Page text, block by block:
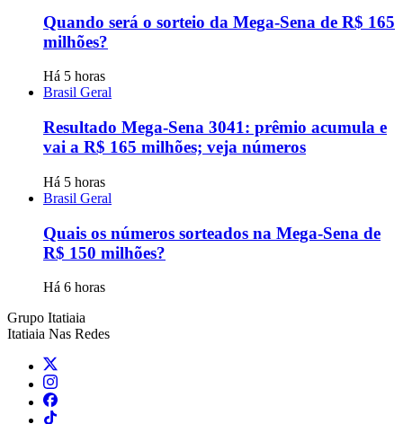
Quando será o sorteio da Mega-Sena de R$ 165
milhões?
Há 5 horas
Brasil Geral
Resultado Mega-Sena 3041: prêmio acumula e
vai a R$ 165 milhões; veja números
Há 5 horas
Brasil Geral
Quais os números sorteados na Mega-Sena de
R$ 150 milhões?
Há 6 horas
Grupo Itatiaia
Itatiaia Nas Redes